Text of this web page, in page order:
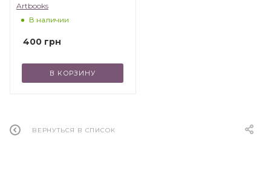
Artbooks
В наличии
400 грн
В КОРЗИНУ
ВЕРНУТЬСЯ В СПИСОК